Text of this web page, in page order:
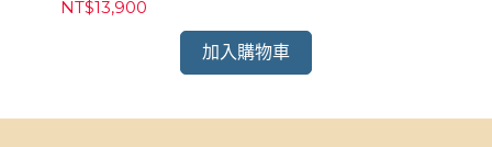
NT$13,900
加入購物車